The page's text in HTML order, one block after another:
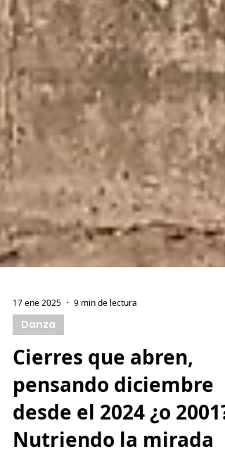
17 ene 2025
Danza
Cierres que abren,
pensando diciembre
desde el 2024 ¿o 2001?